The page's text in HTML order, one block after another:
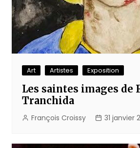
Art Artistes Exposition
Les saintes images de
Tranchida
François Croissy 31 janvier